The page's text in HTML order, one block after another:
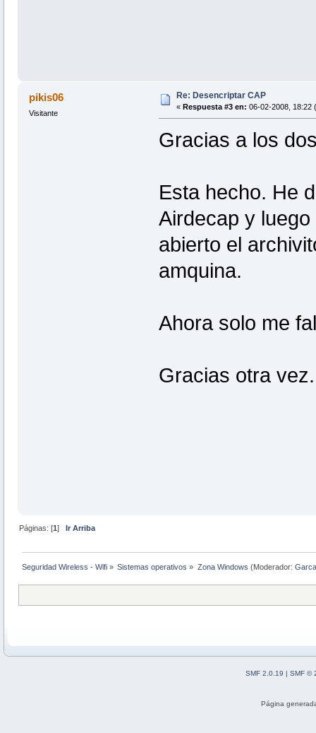
pikis06
Visitante
Re: Desencriptar CAP
« Respuesta #3 en: 06-02-2008, 18:22
Gracias a los
Esta hecho. He
Airdecap y
abierto el
amquina.
Ahora solo me
Gracias otra vez.
Páginas: [1]Ir Arriba
Seguridad Wireless - Wifi » Sistemas operativos » Zona Windows (Moderador:
SMF 2.0.19 | SMF ©
Página